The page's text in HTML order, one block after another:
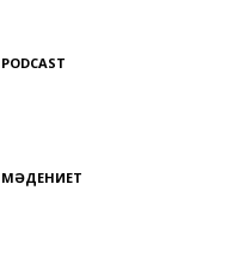
PODCAST
МӘДЕНИЕТ